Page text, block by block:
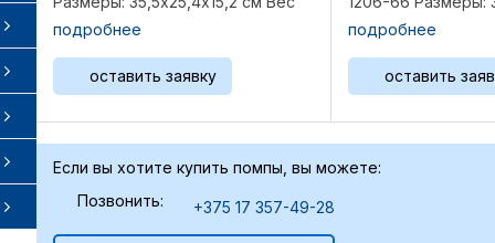
5,24 кг Референции: 131A121,
U5MW0202, U5MW0198,
U5MW0200, ...
подробнее
оставить заявку
см Вес 8,8 кг
T413424, T413418, ...
подробнее
оставить
Если вы хотите купить помпы, вы можете:
Позвонить:
+375 17 357-49-28